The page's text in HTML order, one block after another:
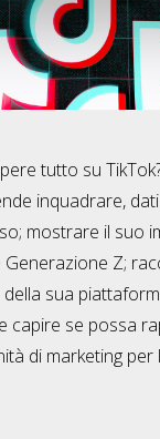
tutto su
inquadrare,
mostrare il suo
Generazione Z;
della sua
capire se possa
di marketing per